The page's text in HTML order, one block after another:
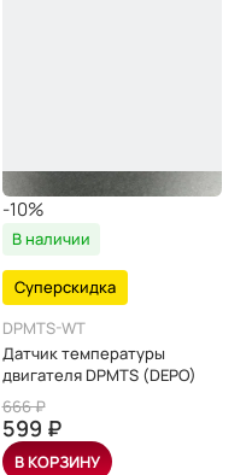
-10%
В наличии
Суперскидка
DPMTS-WT
Датчик температуры
двигателя DPMTS (DEPO)
666 ₽
599 ₽
В КОРЗИНУ